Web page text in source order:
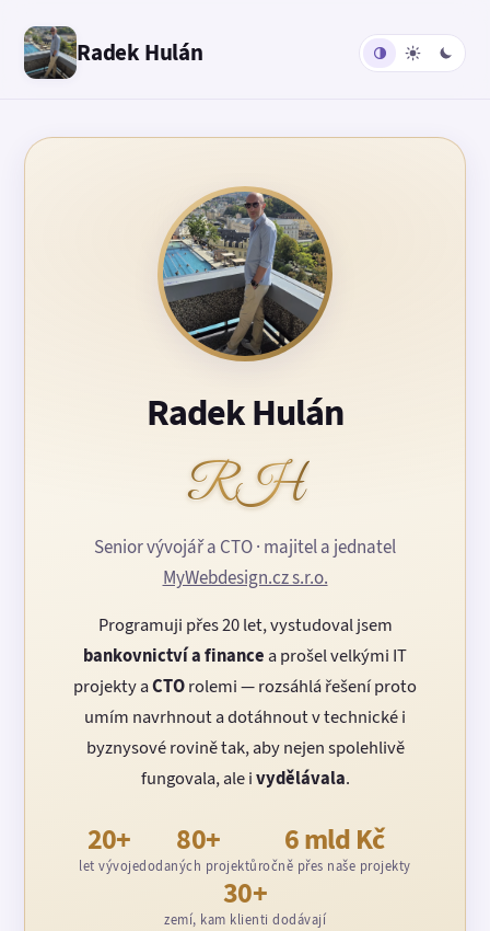
Radek Hulán
Radek Hulán
RH
Senior vývojář a CTO · majitel a jednatel
MyWebdesign.cz s.r.o.
Programuji přes 20 let, vystudoval jsem
bankovnictví a finance a prošel velkými IT
projekty aCTOrolemi — rozsáhlá řešení proto
umím navrhnout a dotáhnout v technické i
byznysové rovině tak, aby nejen spolehlivě
fungovala, ale ivydělávala.
20+
let vývoje
80+
dodaných projektů
6 mld Kč
ročně přes naše projekty
30+
zemí, kam klienti dodávají